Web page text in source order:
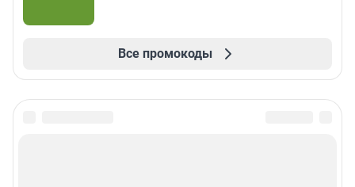
Все промокоды